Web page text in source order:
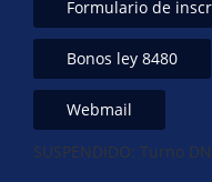
Formulario de
Bonos ley 8480
Webmail
SUSPENDIDO: Turno